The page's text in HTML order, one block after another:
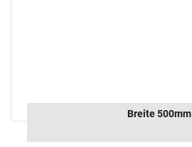
Breite 500mm